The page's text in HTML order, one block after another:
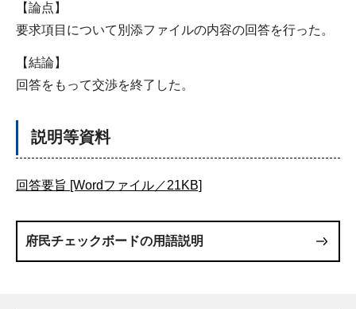
【論点】
要求項目について別添ファイルの内容の回答を行った。
【結論】
回答をもって交渉を終了した。
説明等資料
回答要旨 [Wordファイル／21KB]
府民チェックボードの用語説明